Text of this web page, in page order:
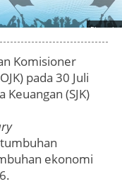
Photo by
Komisioner
pada 30 Juli
(SJK)
ekonomi